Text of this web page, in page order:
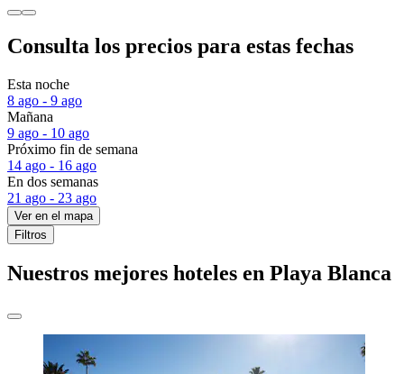
Consulta los precios para estas fechas
Esta noche
8 ago - 9 ago
Mañana
9 ago - 10 ago
Próximo fin de semana
14 ago - 16 ago
En dos semanas
21 ago - 23 ago
Ver en el mapa
Filtros
Nuestros mejores hoteles en Playa Blanca